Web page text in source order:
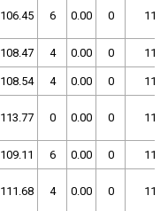
106.45 6 0.00 0
108.47 4 0.00 0
108.54 4 0.00 0
113.77 0 0.00 0
109.11 6 0.00 0
111.68 4 0.00 0